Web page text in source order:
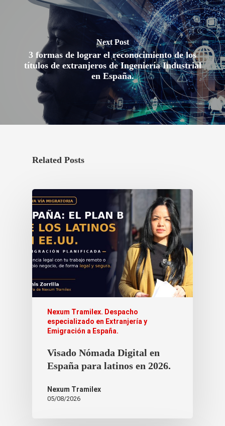
3 formas de lograr el reconocimiento de los
títulos de extranjeros de Ingeniería Industrial
en España.
Related Posts
Nexum Tramilex. Despacho
especializado en Extranjería y
Emigración a España.
Visado Nómada Digital en
España para latinos en 2026.
05/08/2026